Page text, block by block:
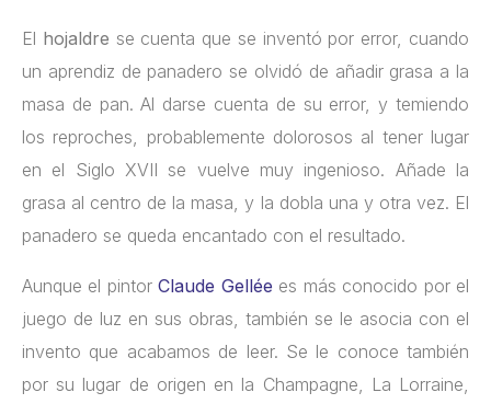
El hojaldre se cuenta que se inventó por error, cuando
un aprendiz de panadero se olvidó de añadir grasa a la
masa de pan. Al darse cuenta de su error, y temiendo
los reproches, probablemente dolorosos al tener lugar
en el Siglo XVII se vuelve muy ingenioso. Añade la
grasa al centro de la masa, y la dobla una y otra vez. El
panadero se queda encantado con el resultado.
Aunque el pintorClaude Gellée es más conocido por el
juego de luz en sus obras, también se le asocia con el
invento que acabamos de leer. Se le conoce también
por su lugar de origen en la Champagne, La Lorraine,